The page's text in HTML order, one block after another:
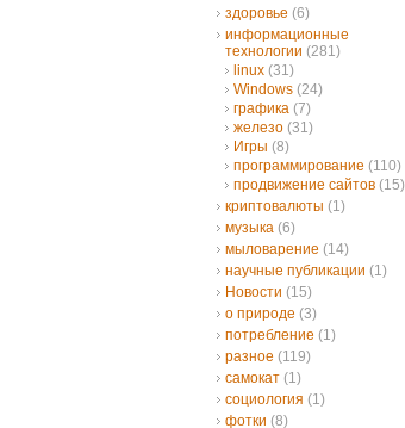
здоровье (6)
информационные
технологии (281)
linux (31)
Windows (24)
графика (7)
железо (31)
Игры (8)
программирование (110)
продвижение сайтов (15)
криптовалюты (1)
музыка (6)
мыловарение (14)
научные публикации (1)
Новости (15)
о природе (3)
потребление (1)
разное (119)
самокат (1)
социология (1)
фотки (8)